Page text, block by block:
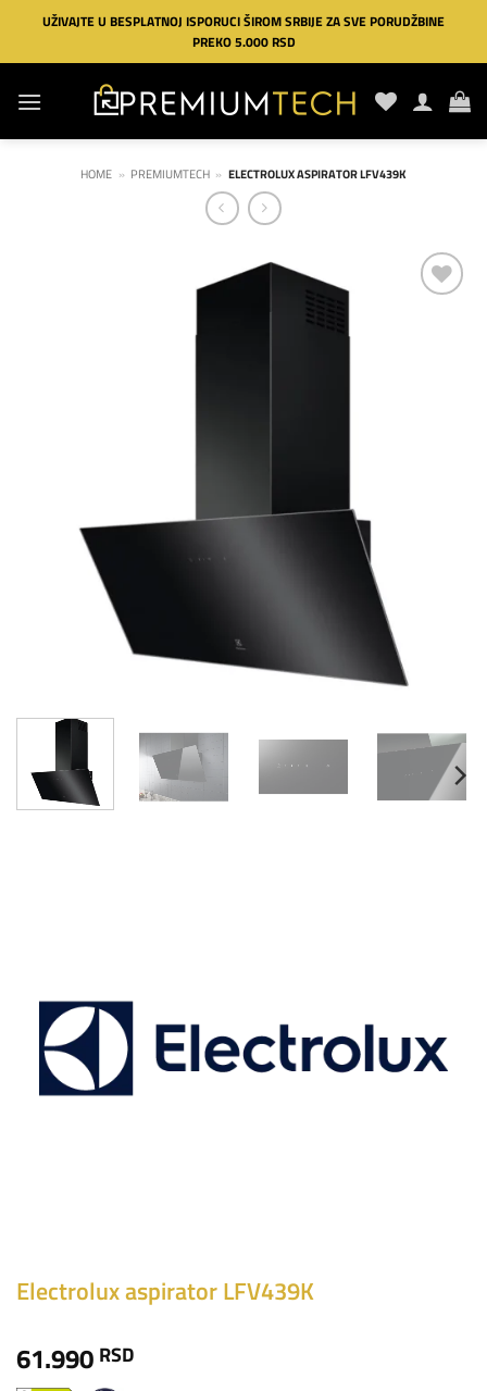
Preskoči
sadržaj
UŽIVAJTE U BESPLATNOJ ISPORUCI ŠIROM SRBIJE ZA SVE PORUDŽBINE
PREKO 5.000 RSD
HOME » PREMIUMTECH » ELECTROLUX ASPIRATOR LFV439K
Electrolux aspirator LFV439K
61.990 RSD